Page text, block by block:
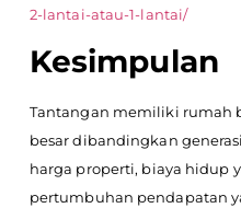
2-lantai-atau-1-lantai/
Kesimpulan
Tantangan memiliki rumah
besar dibandingkan
harga properti, biaya hidup
pertumbuhan pendapatan